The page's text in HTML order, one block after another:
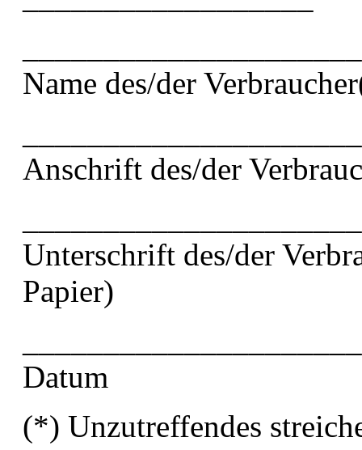
Name des/der
Anschrift des/der
Unterschrift des/der
Papier)
Datum
(*) Unzutreffendes